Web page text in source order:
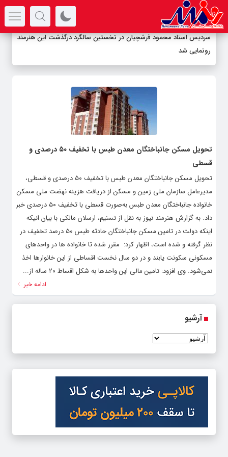
سردیس استاد محمود فرشچیان در نخستین سالگرد درگذشت این هنرمند
رونمایی شد
تحویل مسکن جانباختگان معدن طبس با تخفیف ۵۰ درصدی و
قسطی
تحویل مسکن جانباختگان معدن طبس با تخفیف ۵۰ درصدی و قسطی،
مدیرعامل سازمان ملی زمین و مسکن از دریافت هزینه نهضت ملی مسکن
خانواده جانباختگان معدن طبس به‌صورت قسطی با تخفیف ۵۰ درصدی خبر
داد. به گزارش هنرمند نیوز به نقل از تسنیم، ارسلان مالکی با بیان انیکه
اینکه دولت در تامین مسکن جانباختگان حادثه طبس ۵۰ درصد تخفیف در
نظر گرفته و شده است، اظهار کرد: مقرر شده تا خانواده ها در واحدهای
مسکونی سکونت یابند و در دو سال نخست اقساطی از این خانوارها اخذ
نمی‌شود. وی افزود: تامین مالی این واحدها به شکل اقساط ۲۰ ساله از...
ادامه خبر
آرشیو